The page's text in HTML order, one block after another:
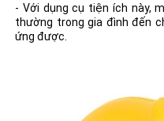
- Với dụng cụ tiện ích này,
thường trong gia đình đến
ứng được.